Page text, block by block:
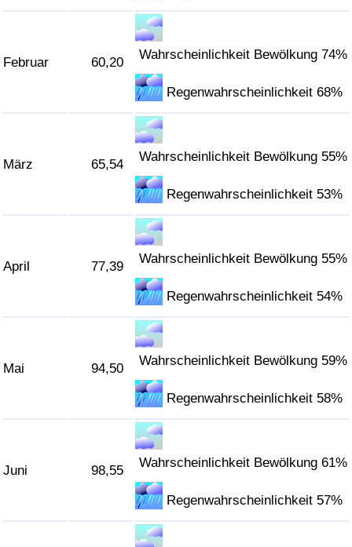
Februar 60,20
Wahrscheinlichkeit Bewölkung 74%
Regenwahrscheinlichkeit 68%
März 65,54
Wahrscheinlichkeit Bewölkung 55%
Regenwahrscheinlichkeit 53%
April 77,39
Wahrscheinlichkeit Bewölkung 55%
Regenwahrscheinlichkeit 54%
Mai 94,50
Wahrscheinlichkeit Bewölkung 59%
Regenwahrscheinlichkeit 58%
Juni 98,55
Wahrscheinlichkeit Bewölkung 61%
Regenwahrscheinlichkeit 57%
Verschmutzungsindex
Umweltverschmutzungs-Index nach Land
Verkehrs-Index (aktuell)
Verkehrs-Index nach Land